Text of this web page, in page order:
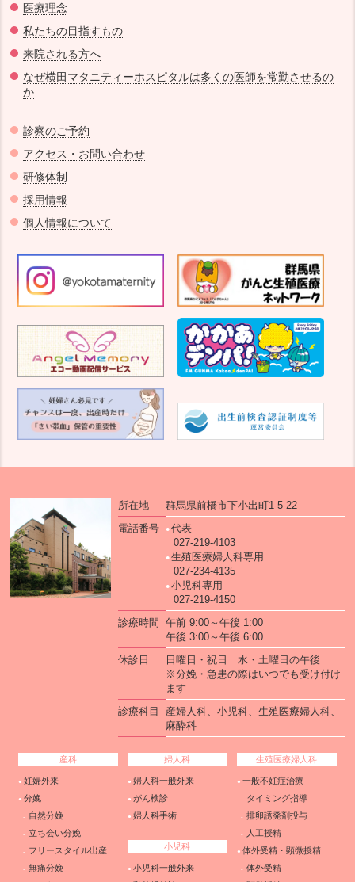
医療理念
私たちの目指すもの
来院される方へ
なぜ横田マタニティーホスピタルは多くの医師を常勤させるの
か
診察のご予約
アクセス・お問い合わせ
研修体制
採用情報
個人情報について
所在地
群馬県前橋市下小出町1-5-22
電話番号
代表
027-219-4103
生殖医療婦人科専用
027-234-4135
小児科専用
027-219-4150
診療時間
午前 9:00～午後 1:00
午後 3:00～午後 6:00
休診日
日曜日・祝日 水・土曜日の午後
※分娩・急患の際はいつでも受け付け
ます
診療科目
産婦人科、小児科、生殖医療婦人科、
麻酔科
産科
妊婦外来
分娩
自然分娩
立ち会い分娩
フリースタイル出産
無痛分娩
婦人科
婦人科一般外来
がん検診
婦人科手術
小児科
小児科一般外来
生殖医療婦人科
一般不妊症治療
タイミング指導
排卵誘発剤投与
人工授精
体外受精・顕微授精
体外受精